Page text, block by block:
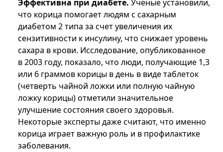
Эффективна при диабете. Ученые установили,
что корица помогает людям с сахарным
диабетом 2 типа за счет увеличения их
сензитивности к инсулину, что снижает уровень
сахара в крови. Исследование, опубликованное
в 2003 году, показало, что люди, получающие 1,3
или 6 граммов корицы в день в виде таблеток
(четверть чайной ложки или полную чайную
ложку корицы) отметили значительное
улучшение состояния своего здоровья.
Некоторые эксперты даже считают, что именно
корица играет важную роль и в профилактике
заболевания.